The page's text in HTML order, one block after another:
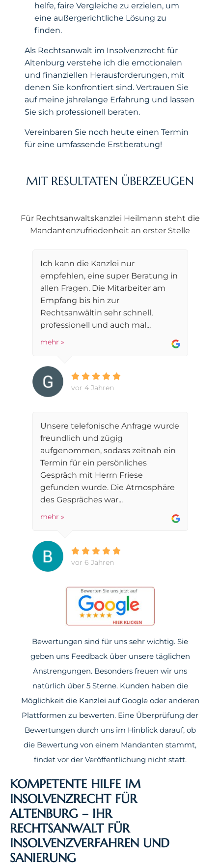
helfe, faire Vergleiche zu erzielen, um
eine außergerichtliche Lösung zu
finden.
Als Rechtsanwalt im Insolvenzrecht für
Altenburg verstehe ich die emotionalen
und finanziellen Herausforderungen, mit
denen Sie konfrontiert sind. Vertrauen Sie
auf meine jahrelange Erfahrung und lassen
Sie sich professionell beraten.
Vereinbaren Sie noch heute einen Termin
für eine umfassende Erstberatung!
MIT RESULTATEN ÜBERZEUGEN
Für Rechtsanwaltskanzlei Heilmann steht die
Mandantenzufriedenheit an erster Stelle
Ich kann die Kanzlei nur
empfehlen, eine super Beratung in
allen Fragen. Die Mitarbeiter am
Empfang bis hin zur
Rechtsanwältin sehr schnell,
professionell und auch mal...
mehr »
vor 4 Jahren
Unsere telefonische Anfrage wurde
freundlich und zügig
aufgenommen, sodass zeitnah ein
Termin für ein persönliches
Gespräch mit Herrn Friese
gefunden wurde. Die Atmosphäre
des Gespräches war...
mehr »
vor 6 Jahren
Bewertungen sind für uns sehr wichtig. Sie
geben uns Feedback über unsere täglichen
Anstrengungen. Besonders freuen wir uns
natürlich über 5 Sterne. Kunden haben die
Möglichkeit die Kanzlei auf Google oder anderen
Plattformen zu bewerten. Eine Überprüfung der
Bewertungen durch uns im Hinblick darauf, ob
die Bewertung von einem Mandanten stammt,
findet vor der Veröffentlichung nicht statt.
KOMPETENTE HILFE IM
INSOLVENZRECHT FÜR
ALTENBURG – IHR
RECHTSANWALT FÜR
INSOLVENZVERFAHREN UND
SANIERUNG